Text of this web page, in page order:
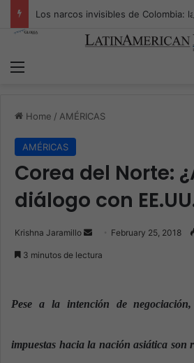
Home / AMÉRICAS
AMÉRICAS
Corea del Norte:
diálogo con
Krishna Jaramillo
a
m
February 25, 2018
3 minutos de lectura
Pese a la intención de
impuestas hacia la nación asiática son